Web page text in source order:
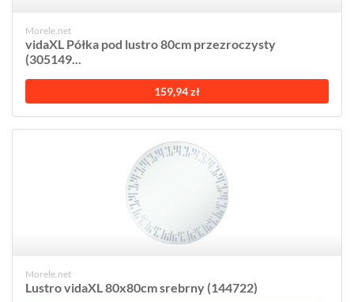
Morele.net
vidaXL Półka pod lustro 80cm przezroczysty
(305149...
159,94 zł
Morele.net
Lustro vidaXL 80x80cm srebrny (144722)